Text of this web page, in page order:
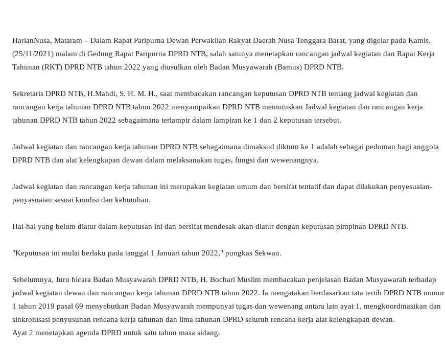
HarianNusa, Mataram – Dalam Rapat Paripurna Dewan Perwakilan Rakyat Daerah Nusa Tenggara Barat, yang digelar pada Kamis,
(25/11/2021) malam di Gedung Rapat Paripurna DPRD NTB, salah satunya menetapkan rancangan jadwal kegiatan dan Rapat Kerja
Tahunan (RKT) DPRD NTB tahun 2022 yang diusulkan oleh Badan Musyawarah (Bamus) DPRD NTB.
Sekretaris DPRD NTB, H.Mahdi, S. H. M. H., saat membacakan rancangan keputusan DPRD NTB tentang jadwal kegiatan dan
rancangan kerja tahunan DPRD NTB tahun 2022 menyampaikan DPRD NTB memutuskan Jadwal kegiatan dan rancangan kerja
tahunan DPRD NTB tahun 2022 sebagaimana terlampir dalam lampiran ke 1 dan 2 keputusan tersebut.
Jadwal kegiatan dan rancangan kerja tahunan DPRD NTB sebagaimana dimaksud diktum ke 1 adalah sebagai pedoman bagi anggota
DPRD NTB dan alat kelengkapan dewan dalam melaksanakan tugas, fungsi dan wewenangnya.
Jadwal kegiatan dan rancangan kerja tahunan ini merupakan kegiatan umum dan bersifat tentatif dan dapat dilakukan penyesuaian-
penyasuaian sesuai kondisi dan kebutuhan.
Hal-hal yang belum diatur dalam keputusan ini dan bersifat mendesak akan diatur dengan keputusan pimpinan DPRD NTB.
"Keputusan ini mulai berlaku pada tanggal 1 Januari tahun 2022," pungkas Sekwan.
Sebelumnya, Juru bicara Badan Musyawarah DPRD NTB, H. Bochari Muslim membacakan penjelasan Badan Musyawarah terhadap
jadwal kegiatan dewan dan rancangan kerja tahunan DPRD NTB tahun 2022. Ia mengatakan berdasarkan tata tertib DPRD NTB nomor
1 tahun 2019 pasal 69 menyebutkan Badan Musyawarah mempunyai tugas dan wewenang antara lain ayat 1, mengkoordinasikan dan
sinkronisasi penyusunan rencana kerja tahunan dan lima tahunan DPRD seluruh rencana kerja alat kelengkapan dewan.
Ayat 2 menetapkan agenda DPRD untuk satu tahun masa sidang.